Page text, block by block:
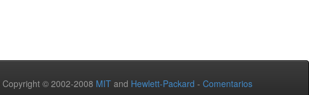
Copyright © 2002-2008 MIT and Hewlett-Packard - Comentarios